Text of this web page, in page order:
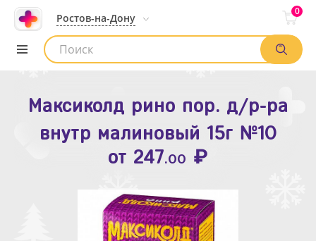
Ростов-на-Дону
0
Список аптек
Максиколд рино пор. д/р-ра
внутр малиновый 15г №10
от 247.00 ₽
Зодак таб. п.п.о. 10мг №10
от109.80 ₽